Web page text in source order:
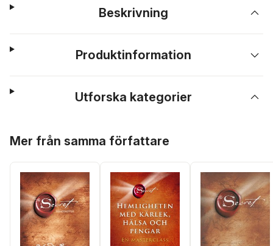
Beskrivning
Produktinformation
Utforska kategorier
Mer från samma författare